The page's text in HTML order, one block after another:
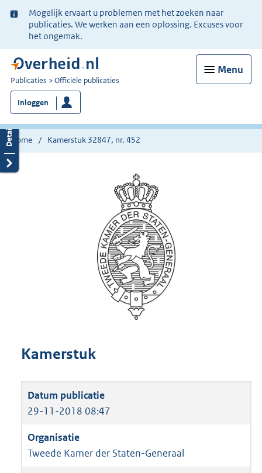
Ter
informatie:
Mogelijk ervaart u problemen met het zoeken naar
publicaties. We werken aan een oplossing. Excuses voor
het ongemak.
Menu
U
bent
nu
hier:
Publicaties Officiële publicaties
Inloggen
Home Kamerstuk 32847, nr. 452
Kamerstuk
29-11-2018 08:47
Tweede Kamer der Staten-Generaal